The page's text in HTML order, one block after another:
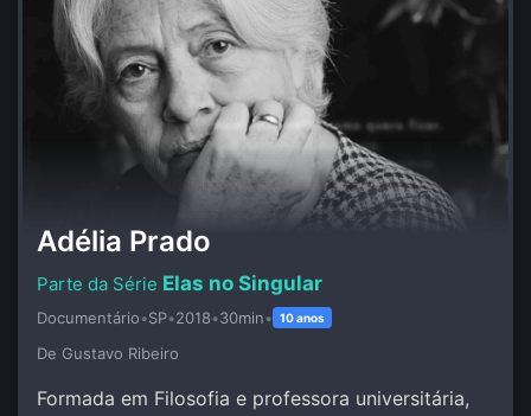
Adélia Prado
Elas no Singular
Documentário•SP•2018•30min• 10 anos
De Gustavo Ribeiro
Formada em Filosofia e professora universitária,